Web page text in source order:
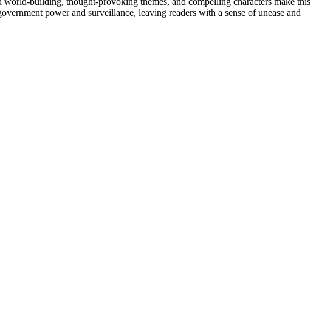
power and surveillance, leaving readers with a sense of unease and